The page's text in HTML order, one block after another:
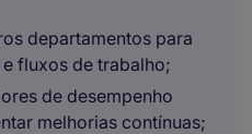
departamentos para
fluxos de trabalho;
de desempenho
melhorias contínuas;